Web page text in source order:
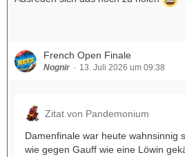
French Open Finale
Nognir 13. Juli 2026 um 09:38
Zitat von Pandemonium
Damenfinale war heute wahnsinnig
wie gegen Gauff wie eine Löwin